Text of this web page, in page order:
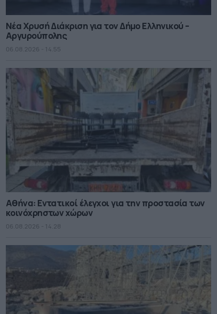
Νέα Χρυσή Διάκριση για τον Δήμο Ελληνικού –
Αργυρούπολης
06.08.2026 - 14.55
Αθήνα: Εντατικοί έλεγχοι για την προστασία των
κοινόχρηστων χώρων
06.08.2026 - 14.28